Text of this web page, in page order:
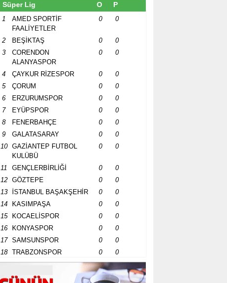
Süper Lig O P
1
AMED SPORTİF
FAALİYETLER
0 0
2 BEŞİKTAŞ 0
0
3
CORENDON
ALANYASPOR
0 0
4 ÇAYKUR RİZESPOR 0
0
5
ÇORUM 0
0
6
ERZURUMSPOR 0
0
7
EYÜPSPOR 0
0
8
FENERBAHÇE 0
0
9
GALATASARAY 0
0
10
GAZİANTEP FUTBOL
KULÜBÜ
0 0
11 GENÇLERBİRLİĞİ 0
0
12
GÖZTEPE 0
0
13
İSTANBUL BAŞAKŞEHİR 0
0
14
KASIMPAŞA 0
0
15
KOCAELİSPOR 0
0
16
KONYASPOR 0
0
17
SAMSUNSPOR 0
0
18
TRABZONSPOR 0 0